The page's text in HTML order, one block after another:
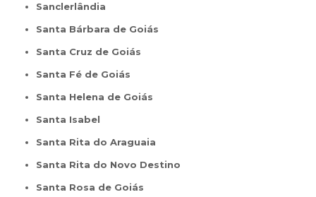
Sanclerlândia
Santa Bárbara de Goiás
Santa Cruz de Goiás
Santa Fé de Goiás
Santa Helena de Goiás
Santa Isabel
Santa Rita do Araguaia
Santa Rita do Novo Destino
Santa Rosa de Goiás